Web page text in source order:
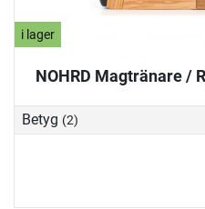
i lager
NOHRD Magtränare /
Betyg (2)